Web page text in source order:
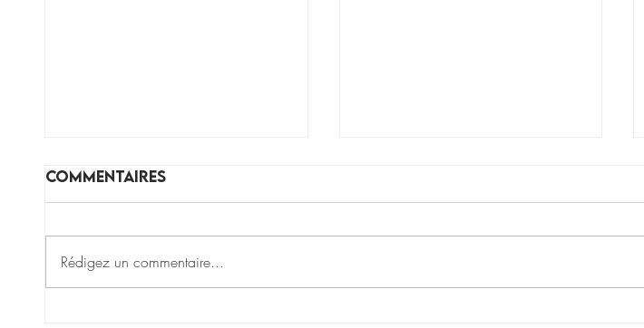
Commentaires
Rédigez un commentaire...